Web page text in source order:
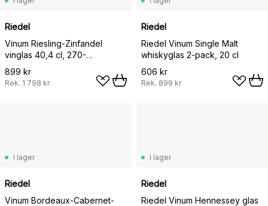
Riedel
Vinum Riesling-Zinfandel
vinglas 40,4 cl, 270-
årsjubileum, 4-pack
899 kr
Rek. 1 798 kr
Riedel
Riedel Vinum Single Malt
whiskyglas 2-pack, 20 cl
606 kr
Rek. 899 kr
I lager
Riedel
Vinum Bordeaux-Cabernet-
I lager
Riedel
Riedel Vinum Hennessey glas